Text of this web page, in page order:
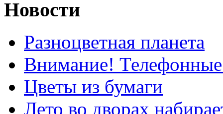
Новости
Разноцветная планета
Внимание!
Цветы из бумаги
Лето во дворах